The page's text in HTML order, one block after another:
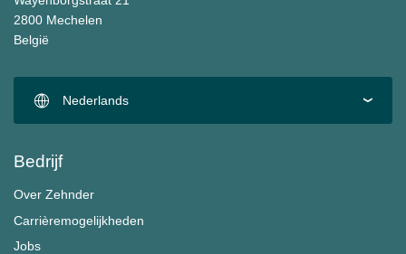
2800 Mechelen
België
Nederlands
Bedrijf
Over Zehnder
Carrièremogelijkheden
Jobs